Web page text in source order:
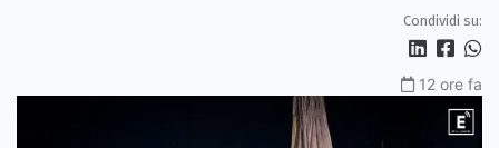
Condividi su:
12 ore fa